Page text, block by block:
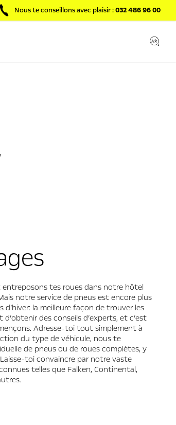
Nous te conseillons avec plaisir :032 486 96 00
tes roues dans notre hôtel
notre service de pneus est encore plus
d’hiver: la meilleure façon de trouver les
des conseils d’experts, et c’est
Adresse-toi tout simplement à
du type de véhicule, nous te
de pneus ou de roues complètes, y
toi convaincre par notre vaste
telles que Falken, Continental,